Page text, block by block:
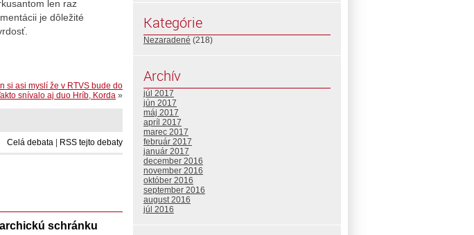
len raz
je dôležité
si asi myslí že v RTVS bude do
snívalo aj duo Hríb, Korda »
Celá debata | RSS tejto debaty
schránku
Kategórie
Nezaradené (218)
Archív
júl 2017
jún 2017
máj 2017
apríl 2017
marec 2017
február 2017
január 2017
december 2016
november 2016
október 2016
september 2016
august 2016
júl 2016